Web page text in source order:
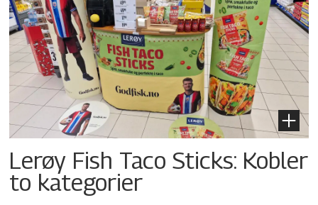
Lerøy Fish Taco Sticks: Kobler
to kategorier